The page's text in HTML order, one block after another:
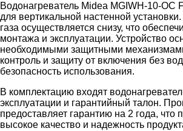
Водонагреватель Midea MGIWH-10-OC
для вертикальной настенной
газа осуществляется снизу, что
монтажа и эксплуатации. Устройство
необходимыми защитными
контроль и защиту от включения без
безопасность использования.
В комплектацию входят
эксплуатации и гарантийный талон.
предоставляет гарантию на 2 года, что
высокое качество и надежность